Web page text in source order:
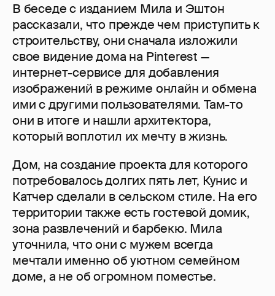
В беседе с изданием Мила и Эштон
рассказали, что прежде чем приступить к
строительству, они сначала изложили
свое видение дома на Pinterest —
интернет-сервисе для добавления
изображений в режиме онлайн и обмена
ими с другими пользователями. Там-то
они в итоге и нашли архитектора,
который воплотил их мечту в жизнь.
Дом, на создание проекта для которого
потребовалось долгих пять лет, Кунис и
Катчер сделали в сельском стиле. На его
территории также есть гостевой домик,
зона развлечений и барбекю. Мила
уточнила, что они с мужем всегда
мечтали именно об уютном семейном
доме, а не об огромном поместье.